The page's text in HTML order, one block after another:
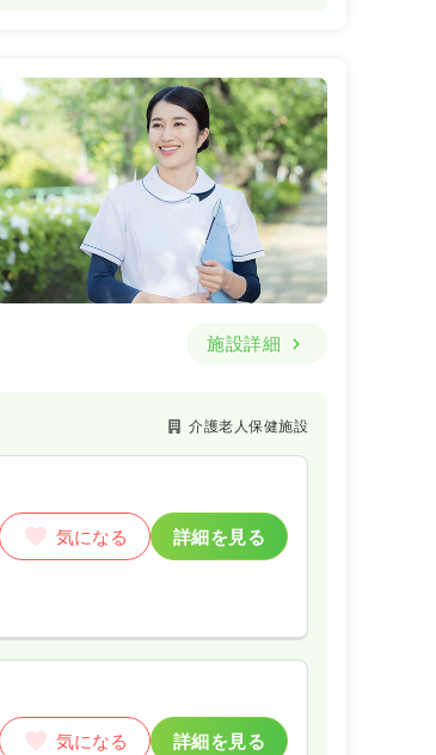
気になる 詳細を見る
施設詳細
介護老人保健施設
気になる 詳細を見る
気になる 詳細を見る